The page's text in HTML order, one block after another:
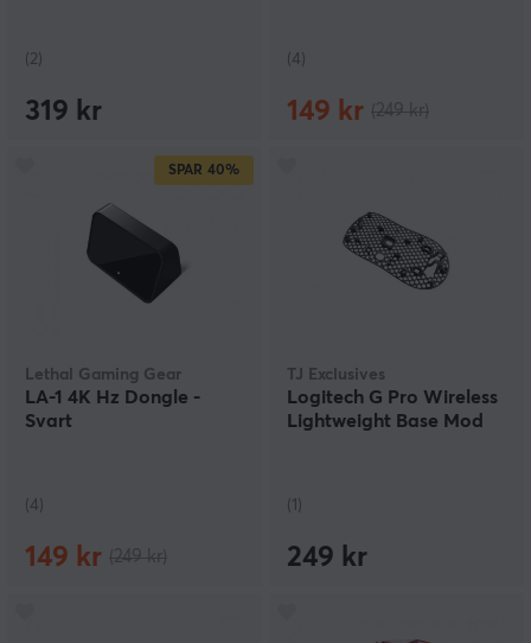
(2)
319 kr
(4)
149 kr
SPAR 40%
Lethal Gaming Gear
LA-1 4K Hz Dongle -
Svart
(4)
149 kr
TJ Exclusives
Logitech G Pro Wireless
Lightweight Base Mod
(1)
249 kr